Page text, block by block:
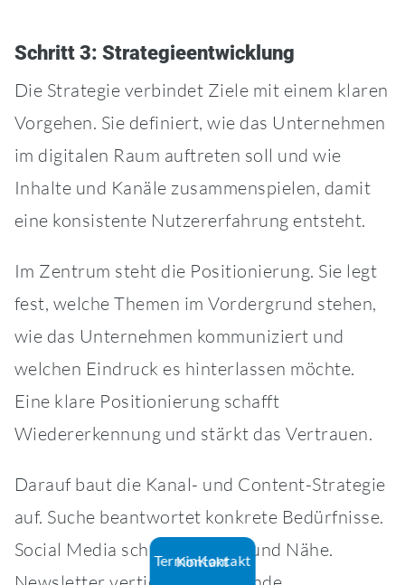
Schritt 3: Strategieentwicklung
Die Strategie verbindet Ziele mit einem klaren
Vorgehen. Sie definiert, wie das Unternehmen
im digitalen Raum auftreten soll und wie
Inhalte und Kanäle zusammenspielen, damit
eine konsistente Nutzererfahrung entsteht.
Im Zentrum steht die Positionierung. Sie legt
fest, welche Themen im Vordergrund stehen,
wie das Unternehmen kommuniziert und
welchen Eindruck es hinterlassen möchte.
Eine klare Positionierung schafft
Wiedererkennung und stärkt das Vertrauen.
Darauf baut die Kanal- und Content-Strategie
auf. Suche beantwortet konkrete Bedürfnisse.
Social Media schafft Präsenz und Nähe.
Kontakt
TerminKontakt